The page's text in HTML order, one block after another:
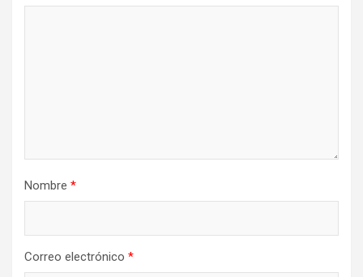
Nombre *
Correo electrónico *